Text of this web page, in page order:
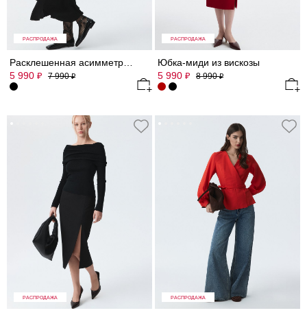
РАСПРОДАЖА
5 990 ₽ 7 990₽
РАСПРОДАЖА
Юбка-миди из вискозы
5 990 ₽ 8 990₽
РАСПРОДАЖА РАСПРОДАЖА